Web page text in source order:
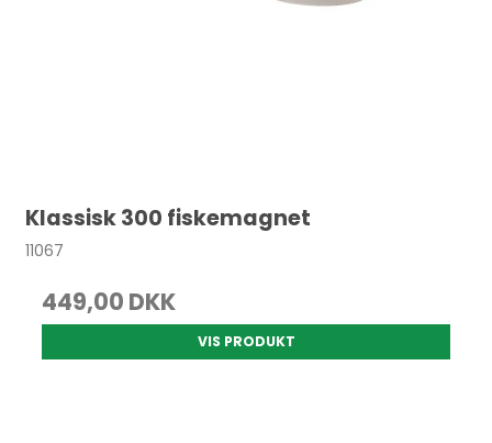
Klassisk 300 fiskemagnet
11067
449,00 DKK
VIS PRODUKT